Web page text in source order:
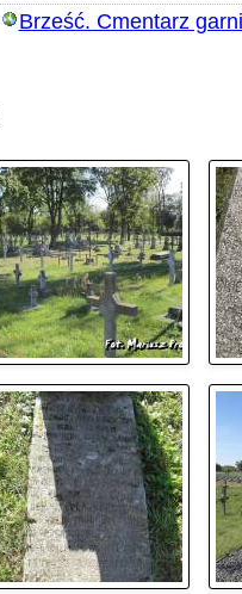
Brześć. Cmentarz